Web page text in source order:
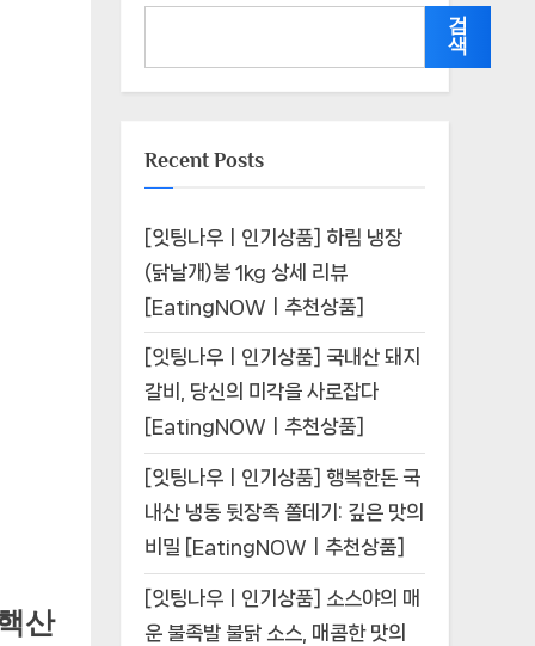
산
검
색
Recent Posts
[잇팅나우ㅣ인기상품] 하림 냉장
(닭날개)봉 1kg 상세 리뷰
[EatingNOWㅣ추천상품]
[잇팅나우ㅣ인기상품] 국내산 돼지
갈비, 당신의 미각을 사로잡다
[EatingNOWㅣ추천상품]
[잇팅나우ㅣ인기상품] 행복한돈 국
내산 냉동 뒷장족 쫄데기: 깊은 맛의
비밀 [EatingNOWㅣ추천상품]
[잇팅나우ㅣ인기상품] 소스야의 매
운 불족발 불닭 소스, 매콤한 맛의